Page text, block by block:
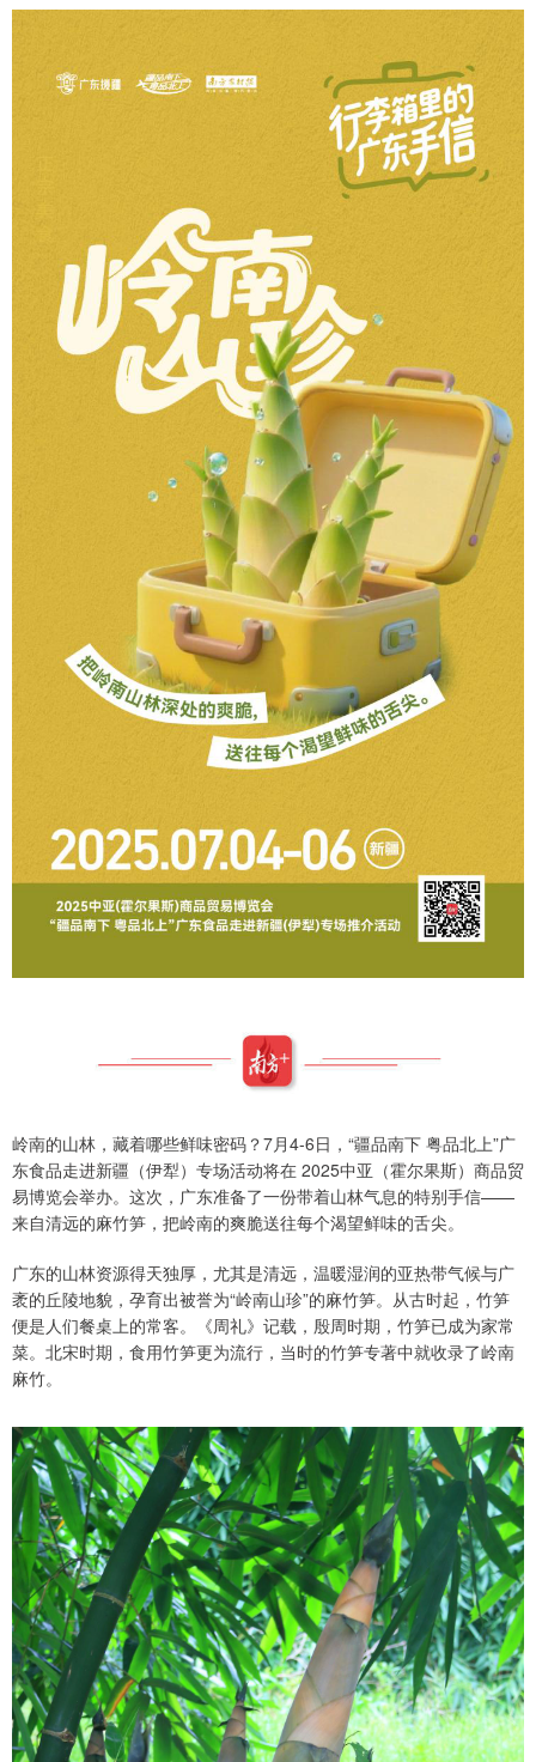
岭南的山林，藏着哪些鲜味密码？7月4-6日，“疆品南下 粤品北上”广
东食品走进新疆（伊犁）专场活动将在 2025中亚（霍尔果斯）商品贸
易博览会举办。这次，广东准备了一份带着山林气息的特别手信——
来自清远的麻竹笋，把岭南的爽脆送往每个渴望鲜味的舌尖。
广东的山林资源得天独厚，尤其是清远，温暖湿润的亚热带气候与广
袤的丘陵地貌，孕育出被誉为“岭南山珍”的麻竹笋。从古时起，竹笋
便是人们餐桌上的常客。《周礼》记载，殷周时期，竹笋已成为家常
菜。北宋时期，食用竹笋更为流行，当时的竹笋专著中就收录了岭南
麻竹。